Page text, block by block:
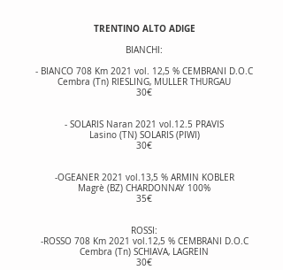
TRENTINO ALTO ADIGE
BIANCHI:
- BIANCO 708 Km 2021 vol. 12,5 % CEMBRANI D.O.C
Cembra (Tn) RIESLING, MULLER THURGAU
30€
- SOLARIS Naran 2021 vol.12.5 PRAVIS
Lasino (TN) SOLARIS (PIWI)
30€
-OGEANER 2021 vol.13,5 % ARMIN KOBLER
Magrè (BZ) CHARDONNAY 100%
35€
ROSSI:
-ROSSO 708 Km 2021 vol.12,5 % CEMBRANI D.O.C
Cembra (Tn) SCHIAVA, LAGREIN
30€